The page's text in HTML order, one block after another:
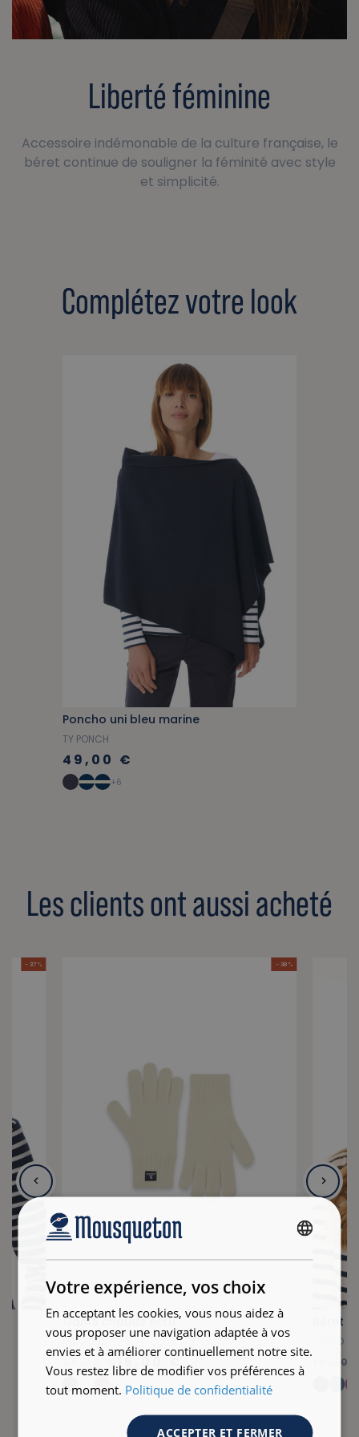
Liberté féminine
Accessoire indémonable de la culture française, le
béret continue de souligner la féminité avec style
et simplicité.
Complétez votre look
Poncho uni bleu marine
TY PONCH
49,00 €
+6
Les clients ont aussi acheté
- 37 % - 38 %
Gants chauds écru
FOLGOAT
15,00 €
+1
Béret
BONED
19,00
Votre expérience, vos choix
En acceptant les cookies, vous nous aidez à
vous proposer une navigation adaptée à vos
envies et à améliorer continuellement notre site.
Vous restez libre de modifier vos préférences à
tout moment. Politique de confidentialité
ACCEPTER ET FERMER